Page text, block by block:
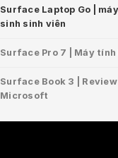
Surface Laptop Go |
sinh sinh viên
Surface Pro 7 | Máy
Surface Book 3 |
Microsoft